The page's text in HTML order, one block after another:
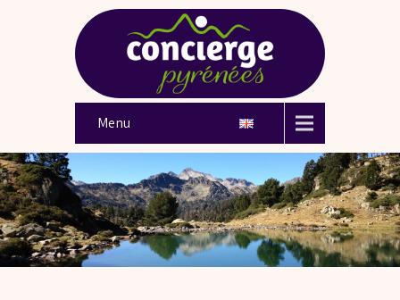
Menu